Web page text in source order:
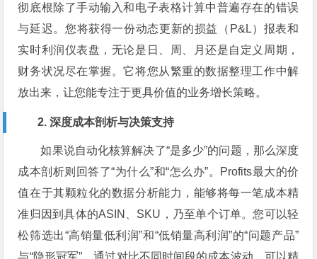
彻底根除了手动输入和电子表格计算中普遍存在的错误
与延迟。您将获得一份动态更新的损益（P&L）报表和
实时利润仪表盘，无论是日、周、月还是自定义周期，
财务状况尽在掌握。它将您从繁重的数据整理工作中解
放出来，让您能专注于更具价值的业务增长策略。
2. 深度成本剖析与决策支持
如果说自动化核算解决了“是多少”的问题，那么深度
成本剖析则回答了“为什么”和“怎么办”。Profits最大的价
值在于其颗粒化的数据分析能力，能够将每一笔成本精
准归因到具体的ASIN、SKU，乃至单个订单。您可以轻
松筛选出“高销量低利润”和“低销量高利润”的“问题产品”
与“隐形冠军”。通过对比不同时间段的成本波动，可以精